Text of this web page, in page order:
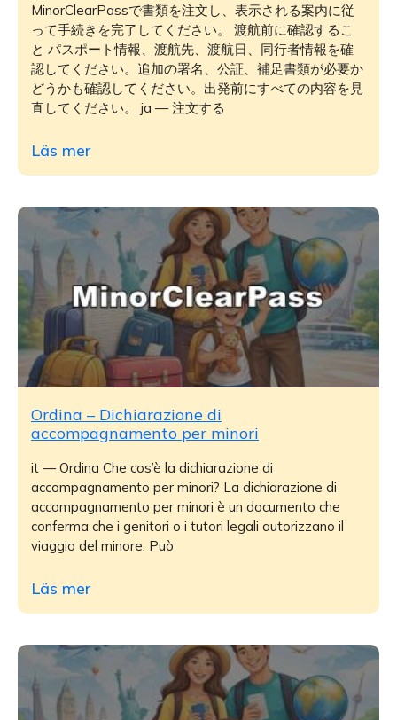
MinorClearPassで書類を注文し、表示される案内に従
って手続きを完了してください。 渡航前に確認するこ
と パスポート情報、渡航先、渡航日、同行者情報を確
認してください。追加の署名、公証、補足書類が必要か
どうかも確認してください。出発前にすべての内容を見
直してください。 ja — 注文する
Läs mer
Ordina – Dichiarazione di
accompagnamento per minori
it — Ordina Che cos’è la dichiarazione di
accompagnamento per minori? La dichiarazione di
accompagnamento per minori è un documento che
conferma che i genitori o i tutori legali autorizzano il
viaggio del minore. Può
Läs mer